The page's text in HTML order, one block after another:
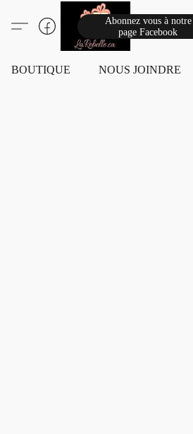
Abonnez vous à notre
page Facebook
BOUTIQUE NOUS JOINDRE